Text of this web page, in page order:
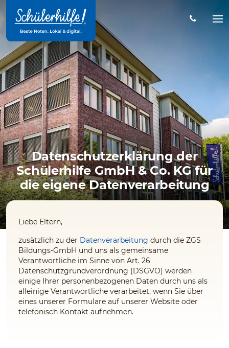
Hauptinhalt
Datenschutzerklärung der
Schülerhilfe GmbH & Co. KG für
die eigene Datenverarbeitung
Liebe Eltern,
zusätzlich zu der Datenverarbeitung durch die ZGS
Bildungs-GmbH und uns als gemeinsame
Verantwortliche im Sinne von Art. 26
Datenschutzgrundverordnung (DSGVO) werden
einige Ihrer personenbezogenen Daten durch uns als
alleinige Verantwortliche verarbeitet, wenn Sie über
eines unserer Formulare auf unserer Website oder
telefonisch Kontakt aufnehmen.